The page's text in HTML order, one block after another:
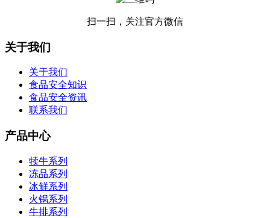
扫一扫，关注官方微信
关于我们
关于我们
食品安全知识
食品安全资讯
联系我们
产品中心
犊牛系列
冻品系列
冰鲜系列
火锅系列
牛排系列